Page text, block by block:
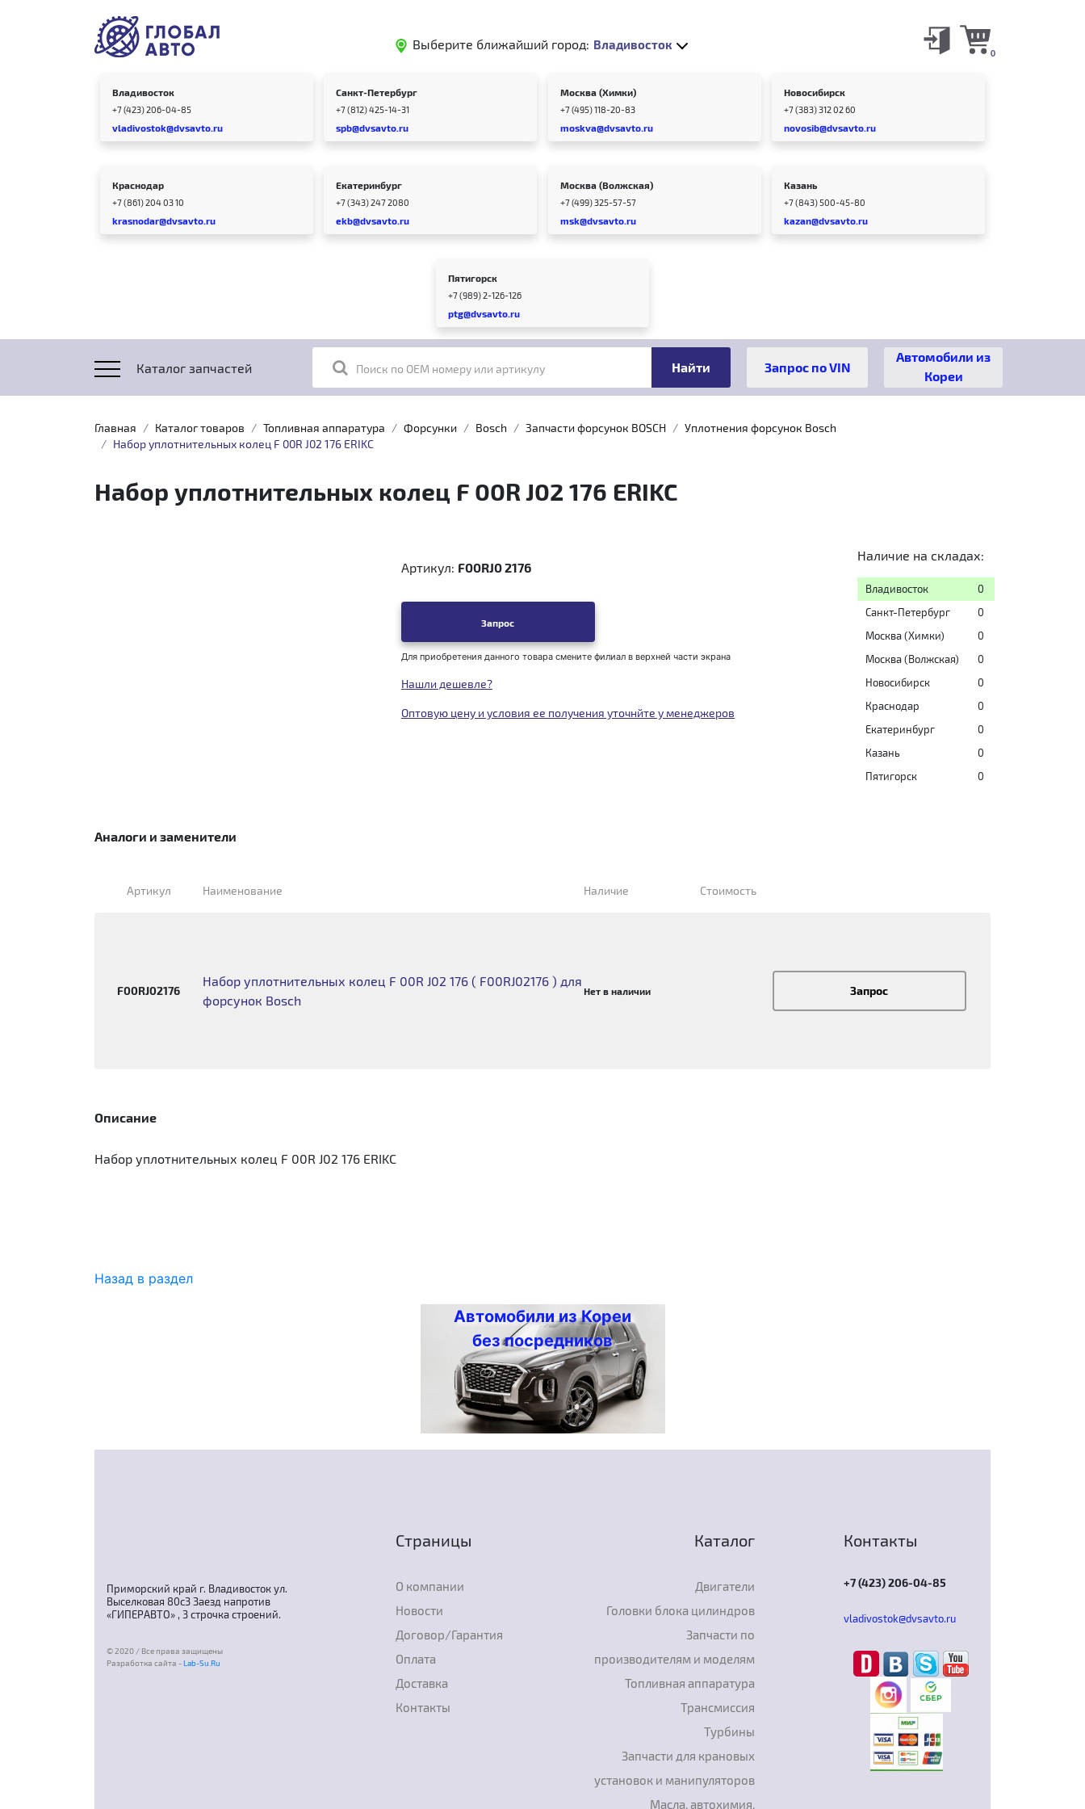
Выберите ближайший город: Владивосток
0
Владивосток
+7 (423) 206-04-85
vladivostok@dvsavto.ru
Санкт-Петербург
+7 (812) 425-14-31
spb@dvsavto.ru
Москва (Химки)
+7 (495) 118-20-83
moskva@dvsavto.ru
Новосибирск
+7 (383) 312 02 60
novosib@dvsavto.ru
Краснодар
+7 (861) 204 03 10
krasnodar@dvsavto.ru
Екатеринбург
+7 (343) 247 2080
ekb@dvsavto.ru
Москва (Волжская)
+7 (499) 325-57-57
msk@dvsavto.ru
Казань
+7 (843) 500-45-80
kazan@dvsavto.ru
Пятигорск
+7 (989) 2-126-126
ptg@dvsavto.ru
Каталог запчастей Поиск по OEM номеру или артикулу
Автомобили из
Кореи
Главная Каталог товаров Топливная аппаратура Форсунки Bosch Запчасти форсунок BOSCH
Уплотнения форсунок Bosch
Набор уплотнительных колец F 00R J02 176 ERIKC
Набор уплотнительных колец F 00R J02 176 ERIKC
Артикул: F00RJ0 2176
Запрос
Для приобретения данного товара смените филиал в верхней части экрана
Нашли дешевле?
Оптовую цену и условия ее получения уточнйте у менеджеров
Наличие на складах:
Владивосток
0
Санкт-Петербург
0
Москва (Химки)
0
Москва (Волжская)
0
Новосибирск
0
Краснодар
0
Екатеринбург
0
Казань
0
Пятигорск
0
Аналоги и заменители
Артикул Наименование Наличие Стоимость
F00RJ02176
Набор уплотнительных колец F 00R J02 176 ( F00RJ02176 ) для
форсунок Bosch
Нет в наличии Запрос
Описание
Набор уплотнительных колец F 00R J02 176 ERIKC
Назад в раздел
Автомобили из Кореи
без посредников
Приморский край г. Владивосток ул.
Выселковая 80с3 Заезд напротив
«ГИПЕРАВТО» , 3 строчка строений.
© 2020 / Все права защищены
Разработка сайта -Lab-Su.Ru
Страницы
О компании
Новости
Договор/Гарантия
Оплата
Доставка
Контакты
Каталог
Двигатели
Головки блока цилиндров
Запчасти по
производителям и моделям
Топливная аппаратура
Трансмиссия
Турбины
Запчасти для крановых
установок и манипуляторов
Масла, автохимия,
Контакты
+7 (423) 206-04-85
vladivostok@dvsavto.ru